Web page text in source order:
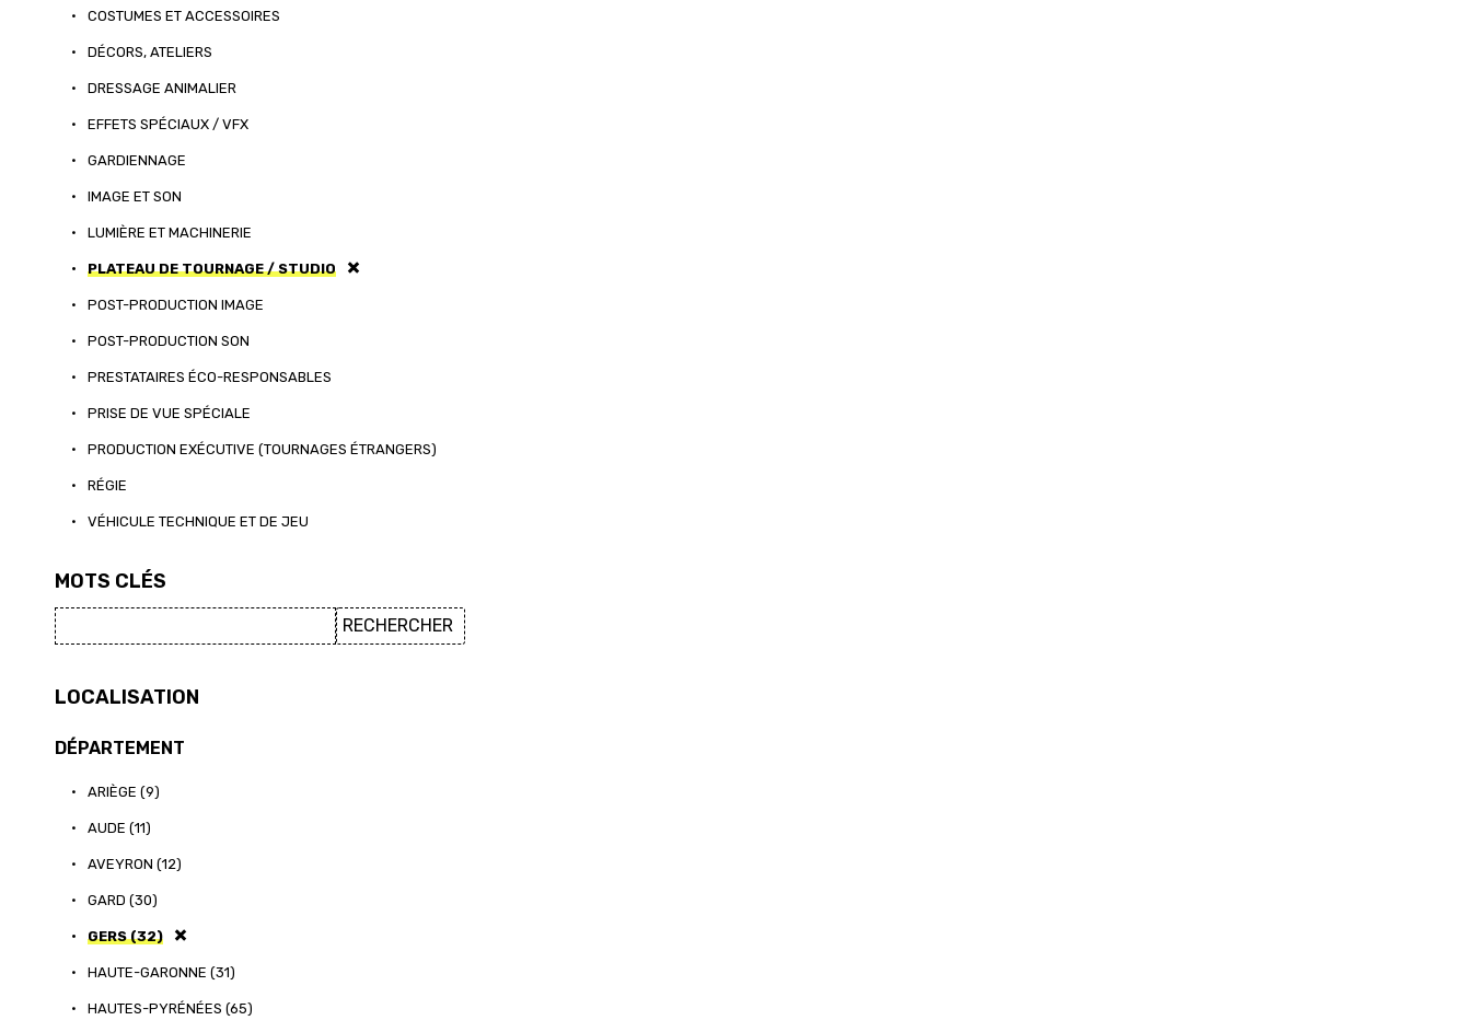
• COSTUMES ET ACCESSOIRES
• DÉCORS, ATELIERS
• DRESSAGE ANIMALIER
• EFFETS SPÉCIAUX / VFX
• GARDIENNAGE
• IMAGE ET SON
• LUMIÈRE ET MACHINERIE
• PLATEAU DE TOURNAGE / STUDIO
• POST-PRODUCTION IMAGE
• POST-PRODUCTION SON
• PRESTATAIRES ÉCO-RESPONSABLES
• PRISE DE VUE SPÉCIALE
• PRODUCTION EXÉCUTIVE (TOURNAGES ÉTRANGERS)
• RÉGIE
• VÉHICULE TECHNIQUE ET DE JEU
MOTS CLÉS
LOCALISATION
DÉPARTEMENT
• ARIÈGE (9)
• AUDE (11)
• AVEYRON (12)
• GARD (30)
• GERS (32)
• HAUTE-GARONNE (31)
• HAUTES-PYRÉNÉES (65)